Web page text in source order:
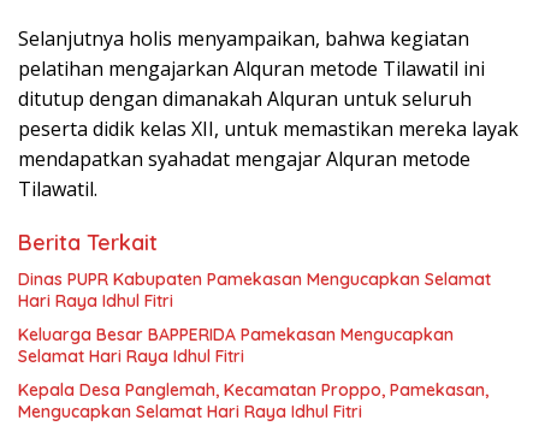
Selanjutnya holis menyampaikan, bahwa kegiatan
pelatihan mengajarkan Alquran metode Tilawatil ini
ditutup dengan dimanakah Alquran untuk seluruh
peserta didik kelas XII, untuk memastikan mereka layak
mendapatkan syahadat mengajar Alquran metode
Tilawatil.
Berita Terkait
Dinas PUPR Kabupaten Pamekasan Mengucapkan Selamat
Hari Raya Idhul Fitri
Keluarga Besar BAPPERIDA Pamekasan Mengucapkan
Selamat Hari Raya Idhul Fitri
Kepala Desa Panglemah, Kecamatan Proppo, Pamekasan,
Mengucapkan Selamat Hari Raya Idhul Fitri